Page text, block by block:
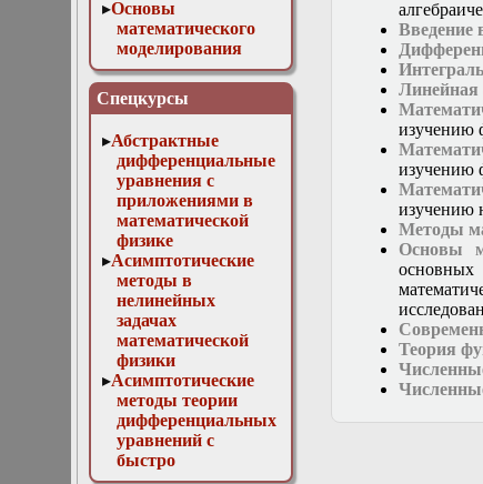
Основы
математического
моделирования
Численные методы
в физике
Спецкурсы
Абстрактные
дифференциальные
уравнения с
приложениями в
математической
физике
Асимптотические
методы в
нелинейных
задачах
математической
физики
Асимптотические
методы теории
дифференциальных
уравнений с
быстро
осциллирующими
Введение
Линейная
изучению
изучению
изучению
Методы
Основы
основных
Теория